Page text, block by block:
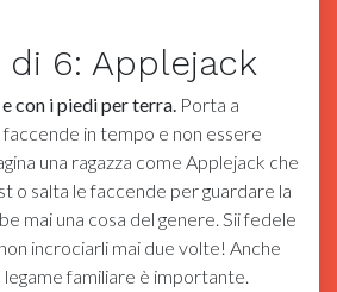
di 6: Applejack
con i piedi per terra. Porta a
in tempo e non essere
una ragazza come Applejack che
o salta le faccende per guardare la
mai una cosa del genere. Sii fedele
incrociarli mai due volte! Anche
legame familiare è importante.